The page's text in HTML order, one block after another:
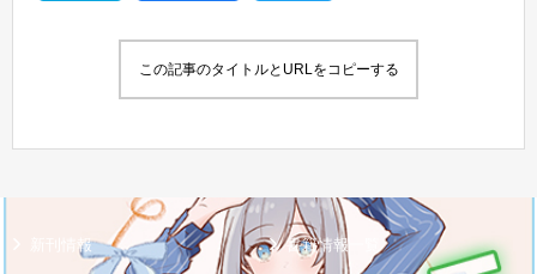
この記事のタイトルとURLをコピーする
新刊情報 書籍情報一覧